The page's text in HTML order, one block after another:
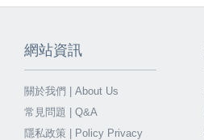
網站資訊
關於我們 | About Us
常見問題 | Q&A
隱私政策 | Policy Privacy